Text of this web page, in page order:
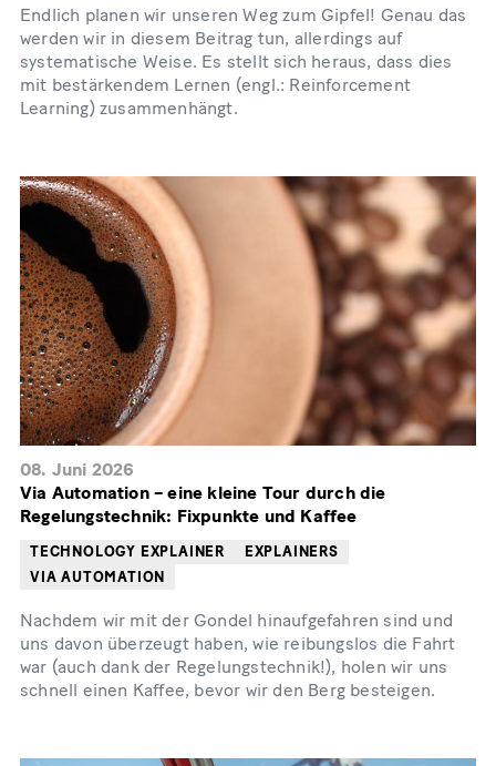
Endlich planen wir unseren Weg zum Gipfel! Genau das
werden wir in diesem Beitrag tun, allerdings auf
systematische Weise. Es stellt sich heraus, dass dies
mit bestärkendem Lernen (engl.: Reinforcement
Learning) zusammenhängt.
08. Juni 2026
Via Automation – eine kleine Tour durch die
Regelungstechnik: Fixpunkte und Kaffee
TECHNOLOGY EXPLAINER
EXPLAINERS
VIA AUTOMATION
Nachdem wir mit der Gondel hinaufgefahren sind und
uns davon überzeugt haben, wie reibungslos die Fahrt
war (auch dank der Regelungstechnik!), holen wir uns
schnell einen Kaffee, bevor wir den Berg besteigen.